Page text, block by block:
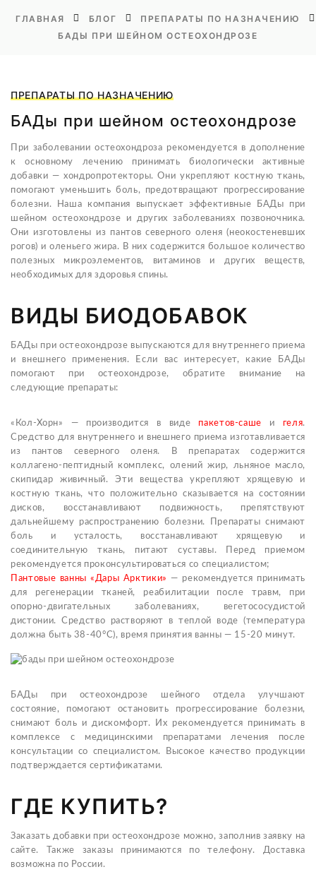
ГЛАВНАЯ БЛОГ
ПРЕПАРАТЫ ПО НАЗНАЧЕНИЮ
БАДЫ ПРИ ШЕЙНОМ ОСТЕОХОНДРОЗЕ
ПРЕПАРАТЫ ПО НАЗНАЧЕНИЮ
БАДы при шейном остеохондрозе
При заболевании остеохондроза рекомендуется в дополнение
к основному лечению принимать биологически активные
добавки — хондропротекторы. Они укрепляют костную ткань,
помогают уменьшить боль, предотвращают прогрессирование
болезни. Наша компания выпускает эффективные БАДы при
шейном остеохондрозе и других заболеваниях позвоночника.
Они изготовлены из пантов северного оленя (неокостеневших
рогов) и оленьего жира. В них содержится большое количество
полезных микроэлементов, витаминов и других веществ,
необходимых для здоровья спины.
ВИДЫ БИОДОБАВОК
БАДы при остеохондрозе выпускаются для внутреннего приема
и внешнего применения. Если вас интересует, какие БАДы
помогают при остеохондрозе, обратите внимание на
следующие препараты:
«Кол-Хорн» — производится в виде пакетов-саше и геля.
Средство для внутреннего и внешнего приема изготавливается
из пантов северного оленя. В препаратах содержится
коллагено-пептидный комплекс, олений жир, льняное масло,
скипидар живичный. Эти вещества укрепляют хрящевую и
костную ткань, что положительно сказывается на состоянии
дисков, восстанавливают подвижность, препятствуют
дальнейшему распространению болезни. Препараты снимают
боль и усталость, восстанавливают хрящевую и
соединительную ткань, питают суставы. Перед приемом
рекомендуется проконсультироваться со специалистом;
Пантовые ванны «Дары Арктики»
— рекомендуется принимать
для регенерации тканей, реабилитации после травм, при
опорно-двигательных заболеваниях, вегетососудистой
дистонии. Средство растворяют в теплой воде (температура
должна быть 38-40°С), время принятия ванны — 15-20 минут.
БАДы при остеохондрозе шейного отдела улучшают
состояние, помогают остановить прогрессирование болезни,
снимают боль и дискомфорт. Их рекомендуется принимать в
комплексе с медицинскими препаратами лечения после
консультации со специалистом. Высокое качество продукции
подтверждается сертификатами.
ГДЕ КУПИТЬ?
Заказать добавки при остеохондрозе можно, заполнив заявку на
сайте. Также заказы принимаются по телефону. Доставка
возможна по России.